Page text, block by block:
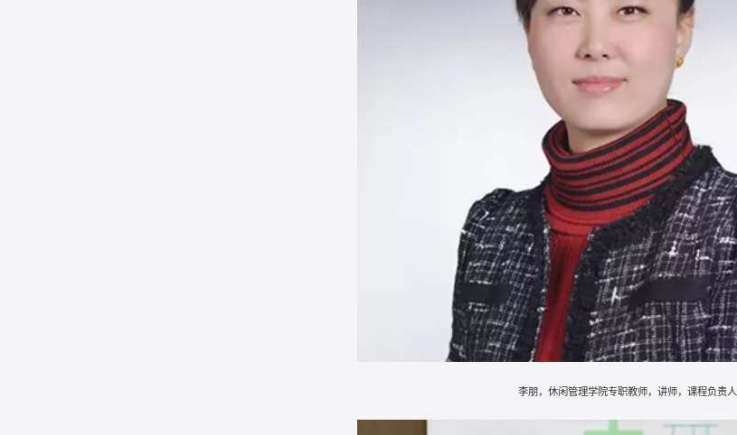
李朋，休闲管理学院专职教师，讲师，课程负责人